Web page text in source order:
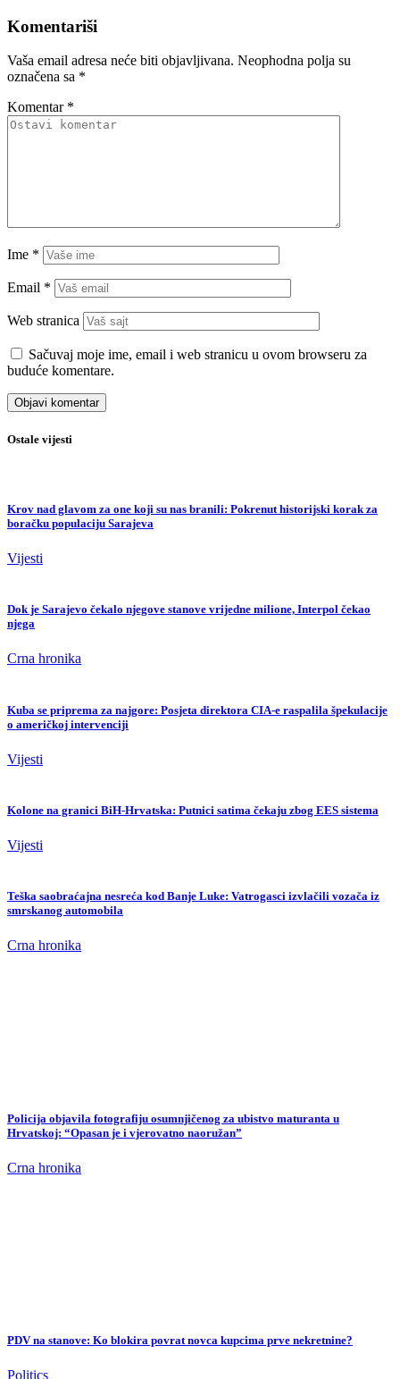
Komentariši
Vaša email adresa neće biti objavljivana. Neophodna polja su
označena sa *
Komentar *
Ime *
Email *
Web stranica
Sačuvaj moje ime, email i web stranicu u ovom browseru za
buduće komentare.
Ostale vijesti
Krov nad glavom za one koji su nas branili: Pokrenut historijski korak za
boračku populaciju Sarajeva
Vijesti
Dok je Sarajevo čekalo njegove stanove vrijedne milione, Interpol čekao
njega
Crna hronika
Kuba se priprema za najgore: Posjeta direktora CIA-e raspalila špekulacije
o američkoj intervenciji
Vijesti
Kolone na granici BiH-Hrvatska: Putnici satima čekaju zbog EES sistema
Vijesti
Teška saobraćajna nesreća kod Banje Luke: Vatrogasci izvlačili vozača iz
smrskanog automobila
Crna hronika
Policija objavila fotografiju osumnjičenog za ubistvo maturanta u
Hrvatskoj: “Opasan je i vjerovatno naoružan”
Crna hronika
PDV na stanove: Ko blokira povrat novca kupcima prve nekretnine?
Politics